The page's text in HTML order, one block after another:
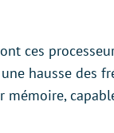
ces
hausse des